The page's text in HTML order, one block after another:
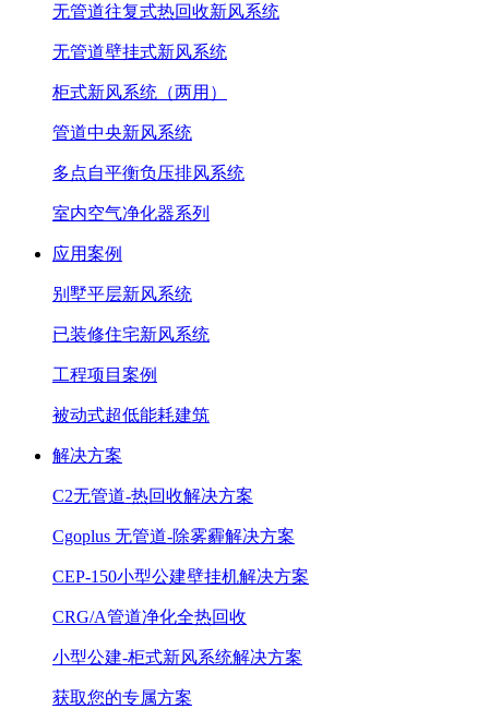
无管道往复式热回收新风系统
无管道壁挂式新风系统
柜式新风系统（两用）
管道中央新风系统
多点自平衡负压排风系统
室内空气净化器系列
应用案例
别墅平层新风系统
已装修住宅新风系统
工程项目案例
被动式超低能耗建筑
解决方案
C2无管道-热回收解决方案
Cgoplus 无管道-除雾霾解决方案
CEP-150小型公建壁挂机解决方案
CRG/A管道净化全热回收
小型公建-柜式新风系统解决方案
获取您的专属方案